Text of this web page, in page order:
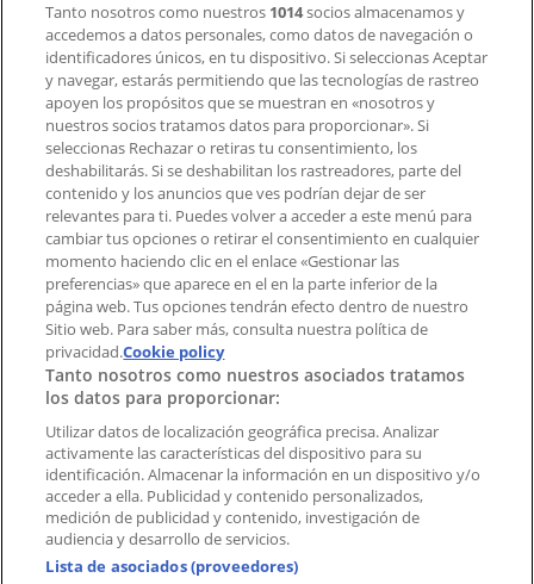
Contacto comercial y de marketing
Tienda mal colocada en el mapa
Notificar un folleto
¿Encontraste un problema en la web o en la
aplicación?
Índices
Marcas
Marcas locales
Negocios
Negocios cercanos
Productos
Productos locales
Ciudades
Descargar la APP Tiendeo
Tanto nosotros como nuestros 1014socios almacenamos y
accedemos a datos personales, como datos de navegación o
identificadores únicos, en tu dispositivo. Si seleccionas Aceptar
y navegar, estarás permitiendo que las tecnologías de rastreo
apoyen los propósitos que se muestran en «nosotros y
nuestros socios tratamos datos para proporcionar». Si
seleccionas Rechazar o retiras tu consentimiento, los
deshabilitarás. Si se deshabilitan los rastreadores, parte del
contenido y los anuncios que ves podrían dejar de ser
relevantes para ti. Puedes volver a acceder a este menú para
cambiar tus opciones o retirar el consentimiento en cualquier
momento haciendo clic en el enlace «Gestionar las
preferencias» que aparece en el en la parte inferior de la
página web. Tus opciones tendrán efecto dentro de nuestro
Sitio web. Para saber más, consulta nuestra política de
privacidad.Cookie policy
Tanto nosotros como nuestros asociados tratamos
los datos para proporcionar:
Utilizar datos de localización geográfica precisa. Analizar
activamente las características del dispositivo para su
identificación. Almacenar la información en un dispositivo y/o
acceder a ella. Publicidad y contenido personalizados,
medición de publicidad y contenido, investigación de
audiencia y desarrollo de servicios.
Lista de asociados (proveedores)